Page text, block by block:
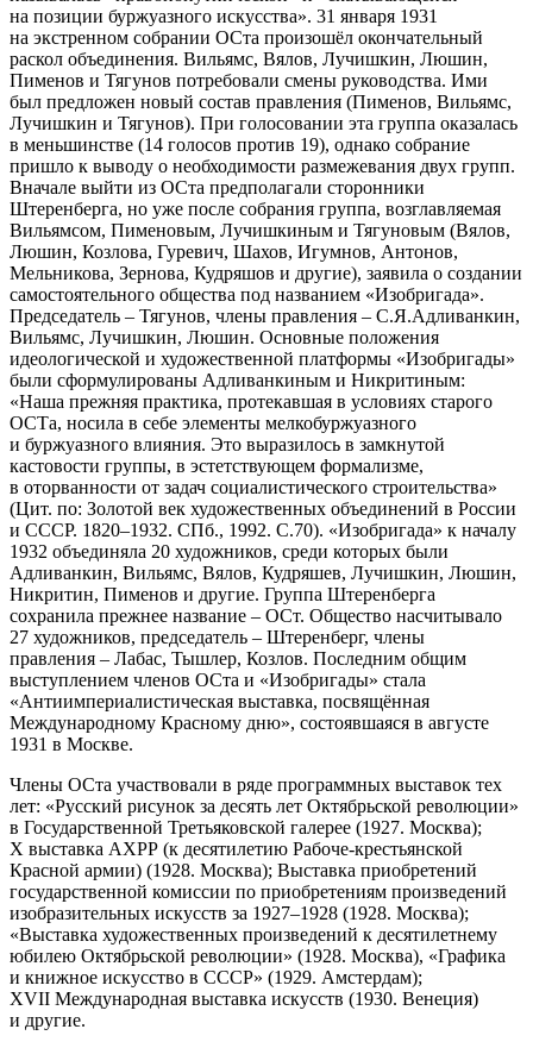
на позиции буржуазного искусства». 31 января 1931
на экстренном собрании ОСта произошёл окончательный
раскол объединения. Вильямс, Вялов, Лучишкин, Люшин,
Пименов и Тягунов потребовали смены руководства. Ими
был предложен новый состав правления (Пименов, Вильямс,
Лучишкин и Тягунов). При голосовании эта группа оказалась
в меньшинстве (14 голосов против 19), однако собрание
пришло к выводу о необходимости размежевания двух групп.
Вначале выйти из ОСта предполагали сторонники
Штеренберга, но уже после собрания группа, возглавляемая
Вильямсом, Пименовым, Лучишкиным и Тягуновым (Вялов,
Люшин, Козлова, Гуревич, Шахов, Игумнов, Антонов,
Мельникова, Зернова, Кудряшов и другие), заявила о создании
самостоятельного общества под названием «Изобригада».
Председатель – Тягунов, члены правления – С.Я.Адливанкин,
Вильямс, Лучишкин, Люшин. Основные положения
идеологической и художественной платформы «Изобригады»
были сформулированы Адливанкиным и Никритиным:
«Наша прежняя практика, протекавшая в условиях старого
ОСТа, носила в себе элементы мелкобуржуазного
и буржуазного влияния. Это выразилось в замкнутой
кастовости группы, в эстетствующем формализме,
в оторванности от задач социалистического строительства»
(Цит. по: Золотой век художественных объединений в России
и СССР. 1820–1932. СПб., 1992. С.70). «Изобригада» к началу
1932 объединяла 20 художников, среди которых были
Адливанкин, Вильямс, Вялов, Кудряшев, Лучишкин, Люшин,
Никритин, Пименов и другие. Группа Штеренберга
сохранила прежнее название – ОСт. Общество насчитывало
27 художников, председатель – Штеренберг, члены
правления – Лабас, Тышлер, Козлов. Последним общим
выступлением членов ОСта и «Изобригады» стала
«Антиимпериалистическая выставка, посвящённая
Международному Красному дню», состоявшаяся в августе
1931 в Москве.
Члены ОСта участвовали в ряде программных выставок тех
лет: «Русский рисунок за десять лет Октябрьской революции»
в Государственной Третьяковской галерее (1927. Москва);
Х выставка АХРР (к десятилетию Рабоче-крестьянской
Красной армии) (1928. Москва); Выставка приобретений
государственной комиссии по приобретениям произведений
изобразительных искусств за 1927–1928 (1928. Москва);
«Выставка художественных произведений к десятилетнему
юбилею Октябрьской революции» (1928. Москва), «Графика
и книжное искусство в СССР» (1929. Амстердам);
XVII Международная выставка искусств (1930. Венеция)
и другие.